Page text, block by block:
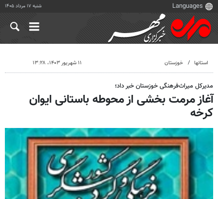
شنبه ۱۷ مرداد ۱۴۰۵
استانها خوزستان ۱۱ شهریور ۱۴۰۳، ۱۳:۲۸
مدیرکل میراث‌فرهنگی خوزستان خبر داد؛
آغاز مرمت بخشی از محوطه باستانی ایوان
کرخه